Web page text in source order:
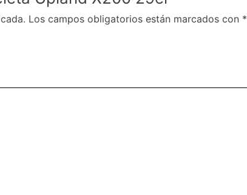
Los campos obligatorios están marcados con *